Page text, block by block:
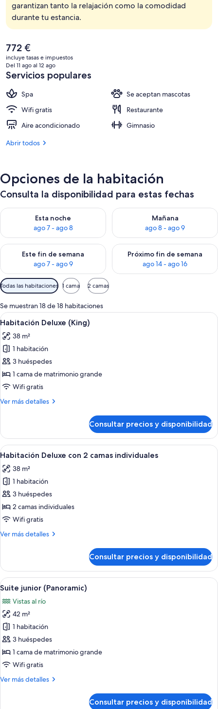
garantizan tanto la relajación como la comodidad
durante tu estancia.
El
precio
actual
es
de
772 €
772 €
incluye tasas e impuestos
Del 11 ago al 12 ago
Servicios populares
Spa
Se aceptan mascotas
Wifi gratis
Restaurante
Aire acondicionado
Gimnasio
Abrir todos
Opciones de la habitación
Consulta la disponibilidad para estas fechas
Esta noche
ago 7 - ago 8
Consulta la disponibilidad para esta noche, ago 7 - ago 8
Mañana
ago 8 - ago 9
Consulta la disponibilidad
Este fin de semana
ago 7 - ago 9
Consulta la disponibilidad para este fin de semana, ago 7 -
Próximo fin de semana
ago 14 - ago 16
Consulta la disponibilidad
Filtros
disponibles
para
las
habitaciones
Todas las habitaciones 1 cama 2 camas
Se muestran 18 de 18 habitaciones
Abrir
todas
las
fotos
de
Habitación
Deluxe
Habitación Deluxe (King) | 1
5
Habitación Deluxe (King)
38 m²
1 habitación
3 huéspedes
1 cama de matrimonio grande
Wifi gratis
Ver más detalles
Más
Deluxe
(King)
Consultar precios y disponibilidad
Abrir
todas
las
fotos
de
Habitación
Deluxe
2
Habitación de hotel con cama, sofá,
4
Habitación Deluxe con 2 camas individuales
38 m²
1 habitación
3 huéspedes
2 camas individuales
Wifi gratis
Ver más detalles
Más
Deluxe
con
2
individuales
Consultar precios y disponibilidad
Abrir
todas
las
fotos
de
Suite
junior
(Panoramic)
Una habitación de hotel con cama,
6
Suite junior (Panoramic)
Vistas al río
42 m²
1 habitación
3 huéspedes
1 cama de matrimonio grande
Wifi gratis
Ver más detalles
Más
Consultar precios y disponibilidad